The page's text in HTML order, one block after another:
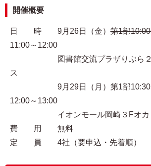
開催概要
日 時 9月26日（金） 第1部
11:00～12:00
図書館交流プラザりぶら２F
ス
9月29日（月）第1部10:30～
12:00～13:00
イオンモール岡崎３Fオカビ
費 用 無料
定 員 4社（要申込・先着順）